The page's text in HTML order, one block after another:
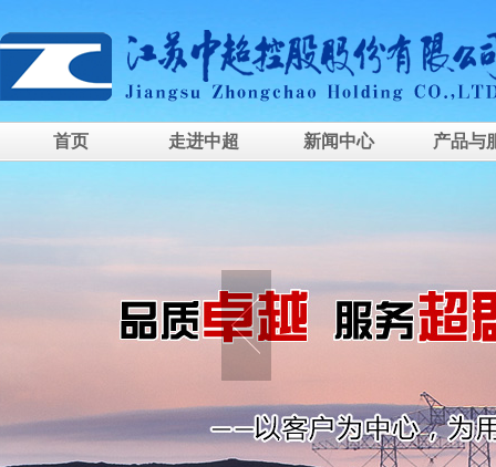
首页 走进中超 新闻中心 产品与